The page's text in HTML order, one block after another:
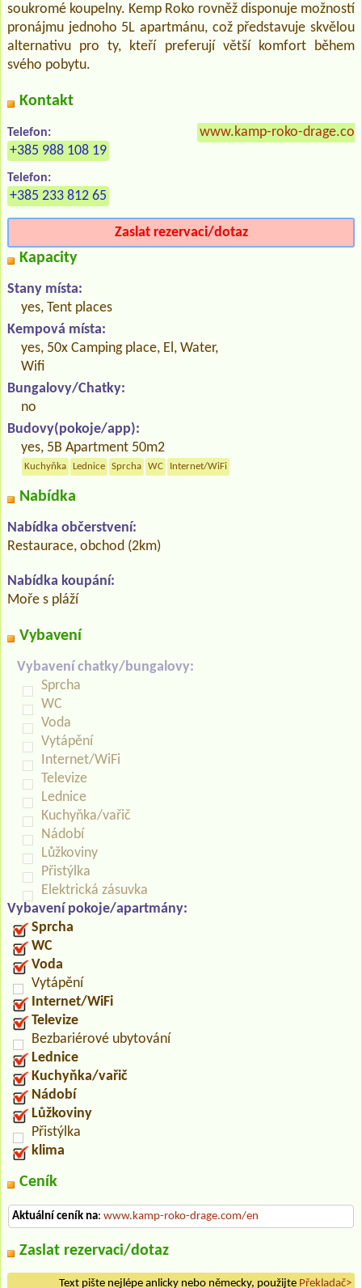
soukromé koupelny. Kemp Roko rovněž disponuje možností
pronájmu jednoho 5L apartmánu, což představuje skvělou
alternativu pro ty, kteří preferují větší komfort během
svého pobytu.
Kontakt
Telefon:
+385 988 108 19
Telefon:
+385 233 812 65
www.kamp-roko-
Zaslat rezervaci/dotaz
Kapacity
Stany místa:
yes, Tent places
Kempová místa:
yes, 50x Camping place, El, Water,
Wifi
Bungalovy/Chatky:
no
Budovy(pokoje/app):
yes, 5B Apartment 50m2
Kuchyňka Lednice Sprcha WC Internet/WiFi
Nabídka
Nabídka občerstvení:
Restaurace, obchod (2km)
Nabídka koupání:
Moře s pláží
Vybavení
Vybavení chatky/bungalovy:
Sprcha
WC
Voda
Vytápění
Internet/WiFi
Televize
Lednice
Kuchyňka/vařič
Nádobí
Lůžkoviny
Přistýlka
Elektrická zásuvka
Vybavení pokoje/apartmány:
Sprcha
WC
Voda
Vytápění
Internet/WiFi
Televize
Bezbariérové ubytování
Lednice
Kuchyňka/vařič
Nádobí
Lůžkoviny
Přistýlka
klima
Ceník
Aktuální ceník na: www.kamp-roko-drage.com/en
Zaslat rezervaci/dotaz
Text pište nejlépe anlicky nebo německy, použijte Překladač>